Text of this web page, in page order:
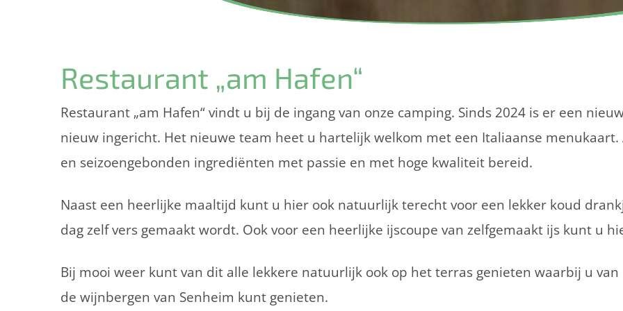
Restaurant „am Hafen“
Restaurant „am Hafen“ vindt u bij de ingang van onze camping. Sinds 2024 is er een
nieuw ingericht. Het nieuwe team heet u hartelijk welkom met een Italiaanse
en seizoengebonden ingrediënten met passie en met hoge kwaliteit bereid.
Naast een heerlijke maaltijd kunt u hier ook natuurlijk terecht voor een lekker koud
dag zelf vers gemaakt wordt. Ook voor een heerlijke ijscoupe van zelfgemaakt ijs kunt u
Bij mooi weer kunt van dit alle lekkere natuurlijk ook op het terras genieten waarbij u
de wijnbergen van Senheim kunt genieten.